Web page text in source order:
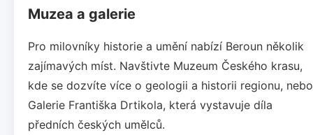
Muzea a galerie
Pro milovníky historie a umění nabízí Beroun několik
zajímavých míst. Navštivte Muzeum Českého krasu,
kde se dozvíte více o geologii a historii regionu, nebo
Galerie Františka Drtikola, která vystavuje díla
předních českých umělců.